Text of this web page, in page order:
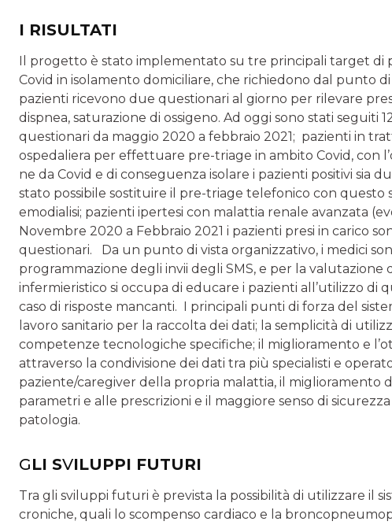
I RISULTATI
Il progetto è stato implementato su tre principali target di
Covid in isola­mento domiciliare, che richiedono dal punto
pazienti rice­vono due questionari al giorno per rilevare
dispnea, sa­turazione di ossigeno. Ad oggi sono stati seguiti
questionari da maggio 2020 a febbraio 2021; pazienti in
ospedaliera per effettuare pre-triage in ambito Covid, con
ne da Covid e di conseguenza isolare i pazienti positi­vi sia
stato possibile sostituire il pre-triage telefonico con questo
emodialisi; pazienti ipertesi con malattia renale avanzata
Novembre 2020 a Febbraio 2021 i pazienti presi in carico
questionari. Da un punto di vista organizzativo, i medici
programmazione degli invii degli SMS, e per la
infermieristico si occupa di educare i pazien­ti all’utilizzo di
caso di risposte mancanti. I principali punti di forza del
lavoro sanitario per la raccolta dei dati; la semplicità di
competenze tecnologiche specifiche; il migliora­mento e
attraverso la condivisione dei dati tra più specialisti e
pazien­te/caregiver della propria malattia, il miglioramento
parametri e alle prescrizioni e il maggiore senso di
patologia.
GLI SVILUPPI FUTURI
Tra gli sviluppi futuri è prevista la possibilità di utilizza­re il
croniche, quali lo scompenso cardiaco e la